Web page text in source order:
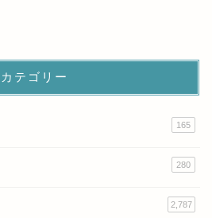
カテゴリー
165
280
2,787